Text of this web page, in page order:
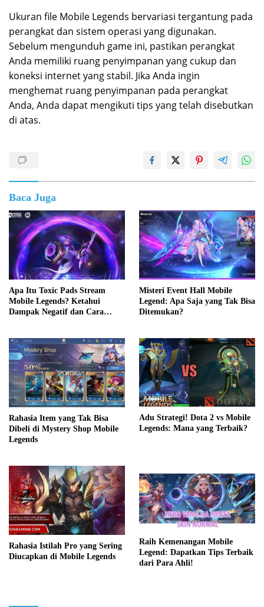
Ukuran file Mobile Legends bervariasi tergantung pada
perangkat dan sistem operasi yang digunakan.
Sebelum mengunduh game ini, pastikan perangkat
Anda memiliki ruang penyimpanan yang cukup dan
koneksi internet yang stabil. Jika Anda ingin
menghemat ruang penyimpanan pada perangkat
Anda, Anda dapat mengikuti tips yang telah disebutkan
di atas.
Baca Juga
Apa Itu Toxic Pads Stream
Mobile Legends? Ketahui
Dampak Negatif dan Cara
Misteri Event Hall Mobile
Legend: Apa Saja yang Tak Bisa
Ditemukan?
Rahasia Item yang Tak Bisa
Dibeli di Mystery Shop Mobile
Legends
Adu Strategi! Dota 2 vs Mobile
Legends: Mana yang Terbaik?
Rahasia Istilah Pro yang Sering
Diucapkan di Mobile Legends
Raih Kemenangan Mobile
Legend: Dapatkan Tips Terbaik
dari Para Ahli!